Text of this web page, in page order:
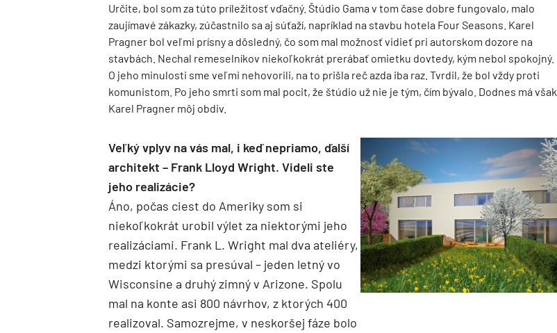
Určite, bol som za túto príležitosť vďačný. Štúdio Gama v tom čase dobre fungovalo, malo
zaujímavé zákazky, zúčastnilo sa aj súťaží, napríklad na stavbu hotela Four Seasons. Karel
Pragner bol veľmi prísny a dôsledný, čo som mal možnosť vidieť pri autorskom dozore na
stavbách. Nechal remeselníkov niekoľkokrát prerábať omietku dovtedy, kým nebol spokojný.
O jeho minulosti sme veľmi nehovorili, na to prišla reč azda iba raz. Tvrdil, že bol vždy proti
komunistom. Po jeho smrti som mal pocit, že štúdio už nie je tým, čím bývalo. Dodnes má však
Karel Pragner môj obdiv.
Veľký vplyv na vás mal, i keď nepriamo, ďalší
architekt – Frank Lloyd ­Wright. Videli ste
jeho realizácie?
Áno, počas ciest do Ameriky som si
niekoľkokrát urobil výlet za niektorými jeho
realizáciami. Frank L. Wright mal dva ateliéry,
medzi ktorými sa presúval – jeden letný vo
Wisconsine a druhý zimný v Arizone. Spolu
mal na konte asi 800 návrhov, z ktorých 400
realizoval. Samozrejme, v neskoršej fáze bolo